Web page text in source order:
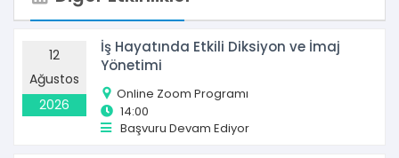
12
Ağustos
2026
İş Hayatında Etkili Diksiyon ve İmaj
Yönetimi
Online Zoom Programı
14:00
Başvuru Devam Ediyor